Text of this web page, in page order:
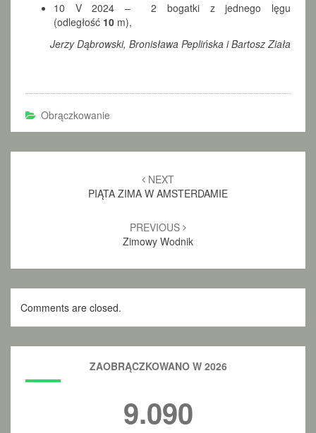
10 V 2024 – 2 bogatki z jednego lęgu
(odległość 10 m),
Jerzy Dąbrowski, Bronisława Peplińska i Bartosz Ziała
Obrączkowanie
navigation
NEXT
PIĄTA ZIMA W AMSTERDAMIE
PREVIOUS
Zimowy Wodnik
Comments are closed.
ZAOBRĄCZKOWANO W 2026
9.090